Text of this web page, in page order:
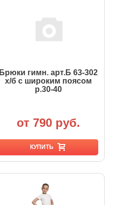
Брюки гимн. арт.Б 63-302
х/б с широким поясом
р.30-40
от 790 руб.
КУПИТЬ